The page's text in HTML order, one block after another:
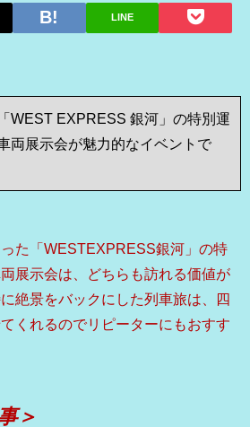
LINE
WEST EXPRESS 銀河」の特別運
両展示会が魅力的なイベントで
た「WESTEXPRESS銀河」の特
展示会は、どちらも訪れる価値が
絶景をバックにした列車旅は、四
くれるのでリピーターにもおすす
＞